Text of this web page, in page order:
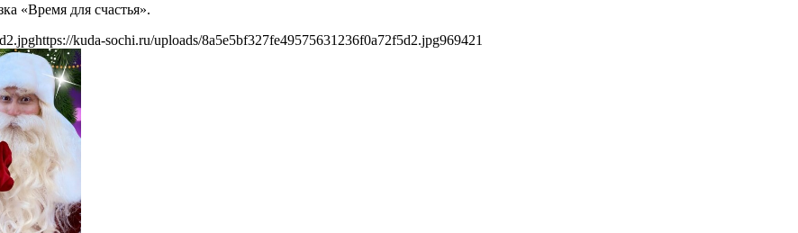
«Время для счастья».
https://kuda-sochi.ru/uploads/8a5e5bf327fe49575631236f0a72f5d2.jpg969421